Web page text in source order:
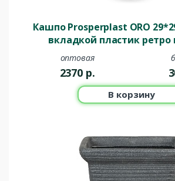
Кашпо Prosperplast ORO
вкладкой пластик ретро
оптовая
2370 р.
В корзину